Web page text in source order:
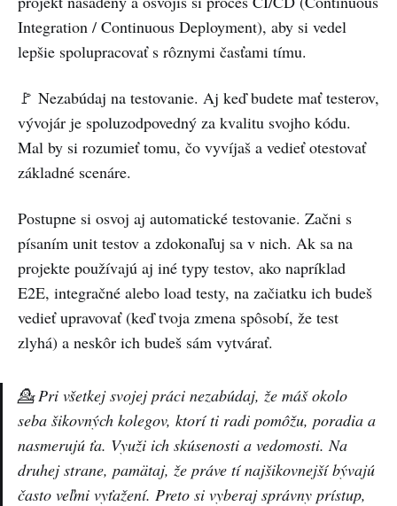
Integration / Continuous Deployment), aby si vedel
lepšie spolupracovať s rôznymi časťami tímu.
🚩 Nezabúdaj na testovanie. Aj keď budete mať testerov,
vývojár je spoluzodpovedný za kvalitu svojho kódu.
Mal by si rozumieť tomu, čo vyvíjaš a vedieť otestovať
základné scenáre.
Postupne si osvoj aj automatické testovanie. Začni s
písaním unit testov a zdokonaľuj sa v nich. Ak sa na
projekte používajú aj iné typy testov, ako napríklad
E2E, integračné alebo load testy, na začiatku ich budeš
vedieť upravovať (keď tvoja zmena spôsobí, že test
zlyhá) a neskôr ich budeš sám vytvárať.
💁 Pri všetkej svojej práci nezabúdaj, že máš okolo
seba šikovných kolegov, ktorí ti radi pomôžu, poradia a
nasmerujú ťa. Využi ich skúsenosti a vedomosti. Na
druhej strane, pamätaj, že práve tí najšikovnejší bývajú
často veľmi vyťažení. Preto si vyberaj správny prístup,